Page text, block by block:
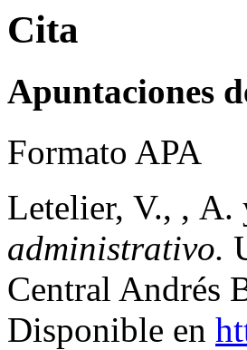
Cita
Apuntaciones
Formato APA
Letelier, V., ,
administrativo.
Central Andrés
Disponible en